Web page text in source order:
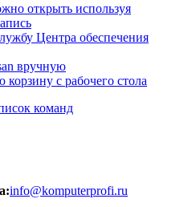
открыть используя
Центра обеспечения
вручную
с рабочего стола
команд
info@komputerprofi.ru